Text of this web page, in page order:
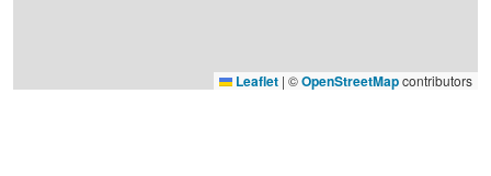
Leaflet | ©OpenStreetMapcontributors